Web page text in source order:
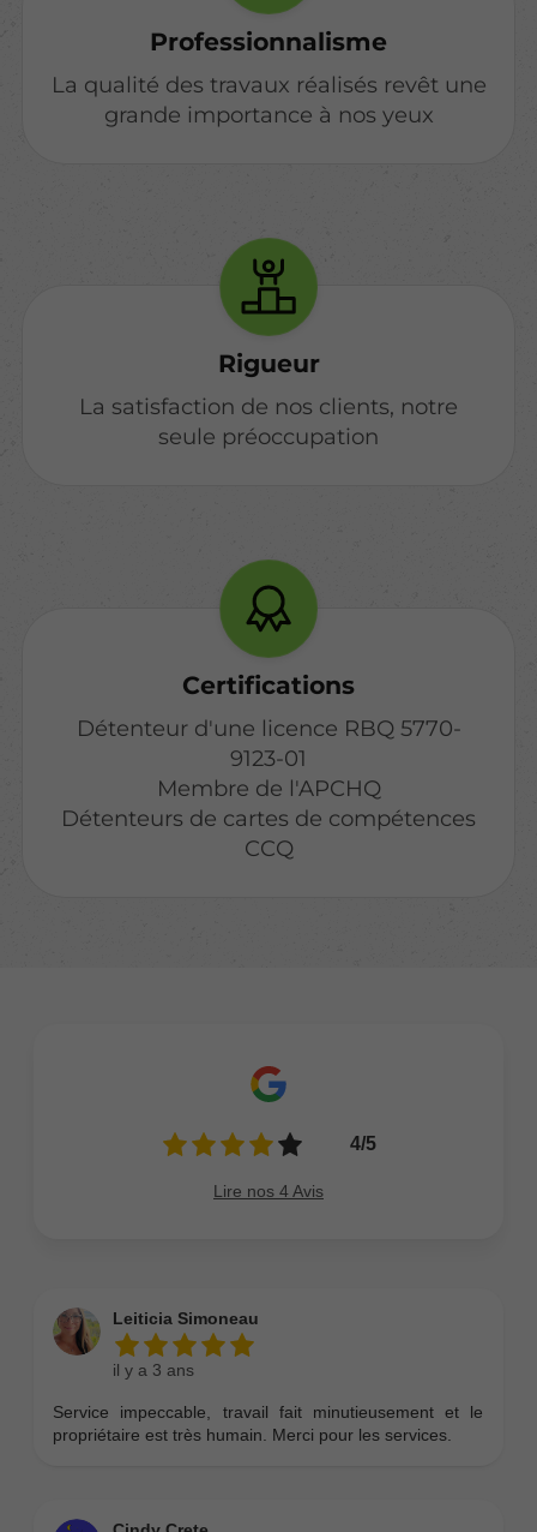
Professionnalisme
La qualité des travaux réalisés revêt une
grande importance à nos yeux
Rigueur
La satisfaction de nos clients, notre
seule préoccupation
Certifications
Détenteur d'une licence RBQ 5770-
9123-01
Membre de l'APCHQ
Détenteurs de cartes de compétences
CCQ